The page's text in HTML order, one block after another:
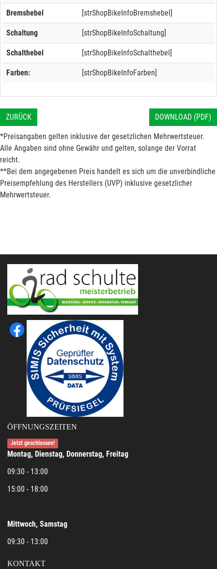
Bremshebel [strShopBikeInfoBremshebel]
Schaltung [strShopBikeInfoSchaltung]
Schalthebel [strShopBikeInfoSchalthebel]
Farben: [strShopBikeInfoFarben]
ZURÜCK DOWNLOAD (PDF)
*Preisangaben gelten inklusive der gesetzlichen Mehrwertsteuer.
Alle Angaben sind ohne Gewähr und gelten, solange der Vorrat
reicht.
**Bei dem angegebenen Preis handelt es sich um die unverbindliche
Preisempfehlung des Herstellers (UVP) inklusive gesetzlicher
Mehrwertsteuer.
ÖFFNUNGSZEITEN
Jetzt geschlossen!
Montag, Dienstag, Donnerstag, Freitag
09:30 - 13:00
15:00 - 18:00
Mittwoch, Samstag
09:30 - 13:00
KONTAKT